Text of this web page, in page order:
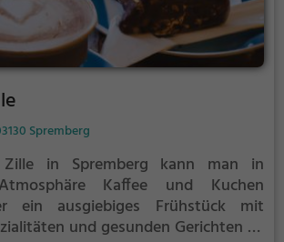
Spremberg
Zille in Spremberg kann man in
Kaffee und Kuchen
ein ausgiebiges Frühstück mit
und gesunden Gerichten zu